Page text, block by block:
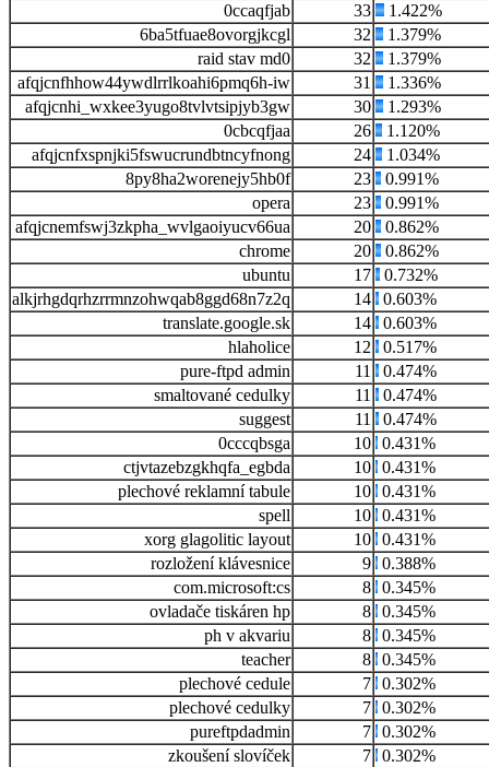
0ccaqfjab
33
1.422%
6ba5tfuae8ovorgjkcgl
32
1.379%
raid stav md0
32
1.379%
afqjcnfhhow44ywdlrrlkoahi6pmq6h-iw
31
1.336%
afqjcnhi_wxkee3yugo8tvlvtsipjyb3gw
30
1.293%
0cbcqfjaa
26
1.120%
afqjcnfxspnjki5fswucrundbtncyfnong
24
1.034%
8py8ha2worenejy5hb0f
23
0.991%
opera
23
0.991%
afqjcnemfswj3zkpha_wvlgaoiyucv66ua
20
0.862%
chrome
20
0.862%
ubuntu
17
0.732%
alkjrhgdqrhzrrmnzohwqab8ggd68n7z2q
14
0.603%
translate.google.sk
14
0.603%
hlaholice
12
0.517%
pure-ftpd admin
11
0.474%
smaltované cedulky
11
0.474%
suggest
11
0.474%
0cccqbsga
10 0.431%
ctjvtazebzgkhqfa_egbda
10 0.431%
plechové reklamní tabule
10 0.431%
spell
10 0.431%
xorg glagolitic layout
10 0.431%
rozložení klávesnice
9 0.388%
com.microsoft:cs
8 0.345%
ovladače tiskáren hp
8 0.345%
ph v akvariu
8 0.345%
teacher
8 0.345%
plechové cedule
7 0.302%
plechové cedulky
7 0.302%
pureftpdadmin
7 0.302%
zkoušení slovíček
7 0.302%